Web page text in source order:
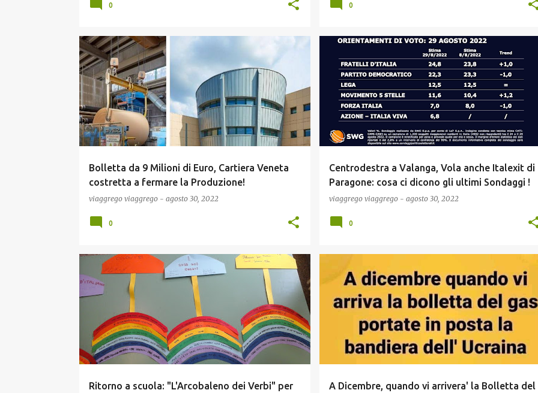
0 0
Bolletta da 9 Milioni di Euro, Cartiera Veneta
costretta a fermare la Produzione!
viaggrego viaggrego - agosto 30, 2022
ECONOMIA GUERRA UCRAINA POLITICA
0
Centrodestra a Valanga, Vola anche Italexit di
Paragone: cosa ci dicono gli ultimi Sondaggi !
viaggrego viaggrego - agosto 30, 2022
NEWS POLITICA
0
Ritorno a scuola: "L'Arcobaleno dei Verbi" per
NEWS SCUOLA E DIDATTICA
A Dicembre, quando vi arrivera' la Bolletta del
ECONOMIA GUERRA UCRAINA MEME NEWS +
POLITICA